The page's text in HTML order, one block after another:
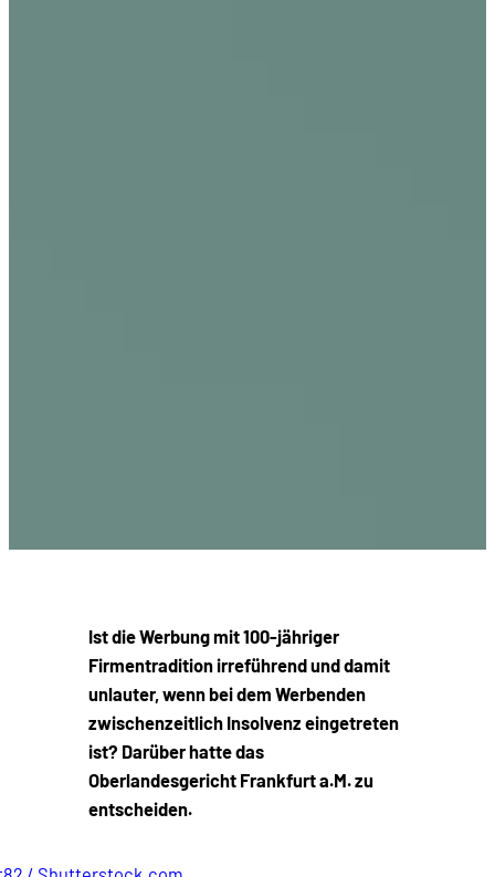
Ist die Werbung mit 100-jähriger
Firmentradition irreführend und damit
unlauter, wenn bei dem Werbenden
zwischenzeitlich Insolvenz eingetreten
ist? Darüber hatte das
Oberlandesgericht Frankfurt a.M. zu
entscheiden.